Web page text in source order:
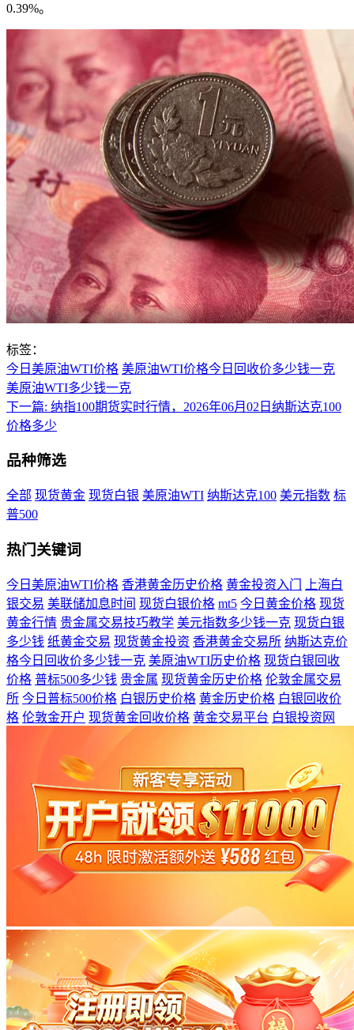
0.39%。
标签：
今日美原油WTI价格 美原油WTI价格今日回收价多少钱一克
美原油WTI多少钱一克
下一篇: 纳指100期货实时行情，2026年06月02日纳斯达克100
价格多少
品种筛选
全部 现货黄金 现货白银 美原油WTI 纳斯达克100 美元指数 标
普500
热门关键词
今日美原油WTI价格 香港黄金历史价格 黄金投资入门
上海白
银交易 美联储加息时间 现货白银价格 mt5 今日黄金价格 现货
黄金行情 贵金属交易技巧教学 美元指数多少钱一克 现货白银
多少钱 纸黄金交易 现货黄金投资 香港黄金交易所 纳斯达克价
格今日回收价多少钱一克 美原油WTI历史价格 现货白银回收
价格 普标500多少钱 贵金属 现货黄金历史价格 伦敦金属交易
所 今日普标500价格 白银历史价格 黄金历史价格 白银回收价
格 伦敦金开户 现货黄金回收价格 黄金交易平台 白银投资网